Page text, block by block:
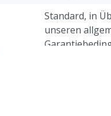
Standard, in
unseren